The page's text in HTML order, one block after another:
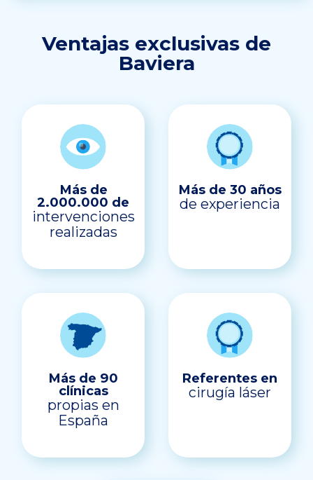
Ventajas exclusivas de
Baviera
Más de
2.000.000 de
intervenciones
realizadas
Más de 30 años
de experiencia
Más de 90
clínicas
propias en
España
Referentes en
cirugía láser